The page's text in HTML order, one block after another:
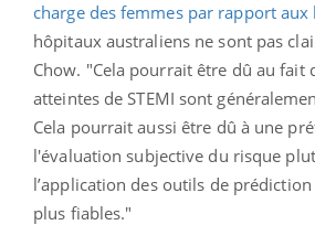
charge des femmes par rapport aux
hôpitaux australiens ne sont pas
Chow. "Cela pourrait être dû au fait
atteintes de STEMI sont
Cela pourrait aussi être dû à une
l'évaluation subjective du risque
l’application des outils de
plus fiables."